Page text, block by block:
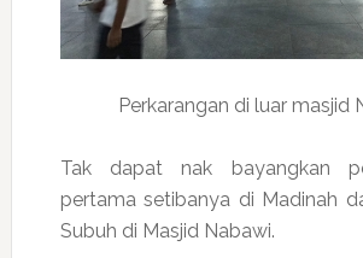
Perkarangan di luar masjid
Tak dapat nak bayangkan
pertama setibanya di Madinah
Subuh di Masjid Nabawi.